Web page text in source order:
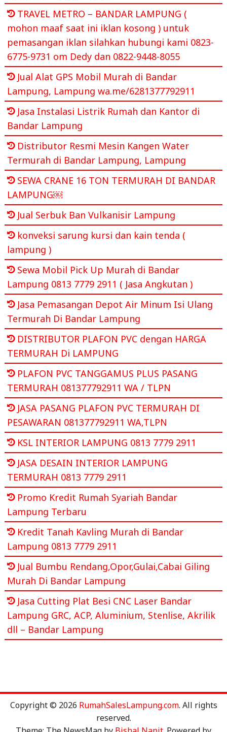
TRAVEL METRO – BANDAR LAMPUNG (
mohon maaf saat ini iklan kosong ) untuk
pemasangan iklan silahkan hubungi kami 0823-
6775-9731 om Dedy dan 0822-9448-8055
Jual Alat GPS Mobil Murah di Bandar
Lampung, Lampung wa.me/6281377792911
Jasa Instalasi Listrik Rumah dan Kantor di
Bandar Lampung
Distributor Resmi Mesin Kangen Water
Termurah di Bandar Lampung, Lampung
SEWA CRANE 16 TON TERMURAH DI BANDAR
LAMPUNG￼
Jual Serbuk Ban Vulkanisir Lampung
konveksi sarung kursi dan kain tenda (
lampung )
Sewa Mobil Pick Up Murah di Bandar
Lampung 0813 7779 2911 ( Jasa Angkutan )
Jasa Pemasangan Depot Air Minum Isi Ulang
Termurah Di Bandar Lampung
DISTRIBUTOR PLAFON PVC dengan HARGA
TERMURAH Di LAMPUNG
PLAFON PVC TANGGAMUS PLUS PASANG
TERMURAH 081377792911 WA / TLPN
JASA PASANG PLAFON PVC TERMURAH DI
PESAWARAN 081377792911 WA,TLPN
KSL INTERIOR LAMPUNG 0813 7779 2911
JASA DESAIN INTERIOR LAMPUNG
TERMURAH 0813 7779 2911
Promo Kredit Rumah Syariah Bandar
Lampung Terbaru
Kredit Tanah Kavling Murah di Bandar
Lampung 0813 7779 2911
Jual Bumbu Rendang,Opor,Gulai,Cabai Giling
Murah Di Bandar Lampung
Jasa Cutting Plat Besi CNC Laser Bandar
Lampung GRC, ACP, Aluminium, Stenlise, Akrilik
dll – Bandar Lampung
Copyright © 2026 RumahSalesLampung.com. All rights
reserved.